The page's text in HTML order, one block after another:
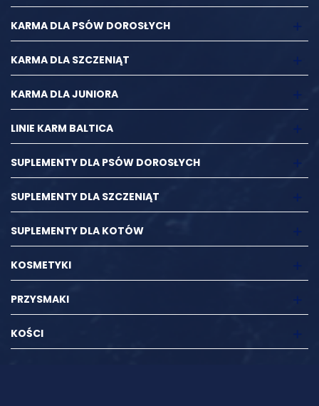
KARMA DLA PSÓW DOROSŁYCH
KARMA DLA SZCZENIĄT
KARMA DLA JUNIORA
LINIE KARM BALTICA
SUPLEMENTY DLA PSÓW DOROSŁYCH
SUPLEMENTY DLA SZCZENIĄT
SUPLEMENTY DLA KOTÓW
KOSMETYKI
PRZYSMAKI
KOŚCI